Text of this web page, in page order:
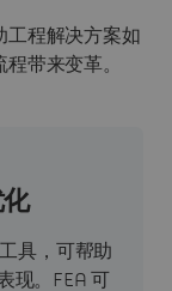
工程解决方案如
带来变革。
具，可帮助
现。FEA 可